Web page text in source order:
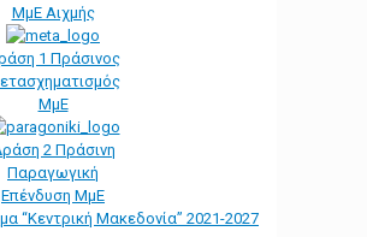
ΜμΕ Αιχμής
1 Πράσινος
ΜμΕ
2 Πράσινη
Παραγωγική
Επένδυση ΜμΕ
“Κεντρική Μακεδονία” 2021-2027